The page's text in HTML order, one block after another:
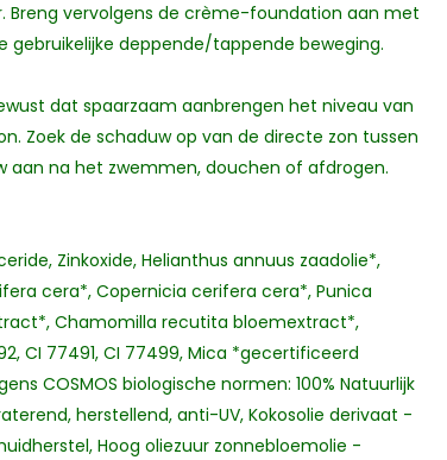
Breng vervolgens de crème-foundation aan met
deppende/tappende beweging.
dat spaarzaam aanbrengen het niveau van
Zoek de schaduw op van de directe zon tussen
aan na het zwemmen, douchen of afdrogen.
Zinkoxide, Helianthus annuus zaadolie*,
cera*, Copernicia cerifera cera*, Punica
Chamomilla recutita bloemextract*,
CI 77491, CI 77499, Mica *gecertificeerd
COSMOS biologische normen: 100% Natuurlijk
herstellend, anti-UV, Kokosolie derivaat -
Hoog oliezuur zonnebloemolie -